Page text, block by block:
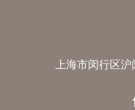
上海市闵行区